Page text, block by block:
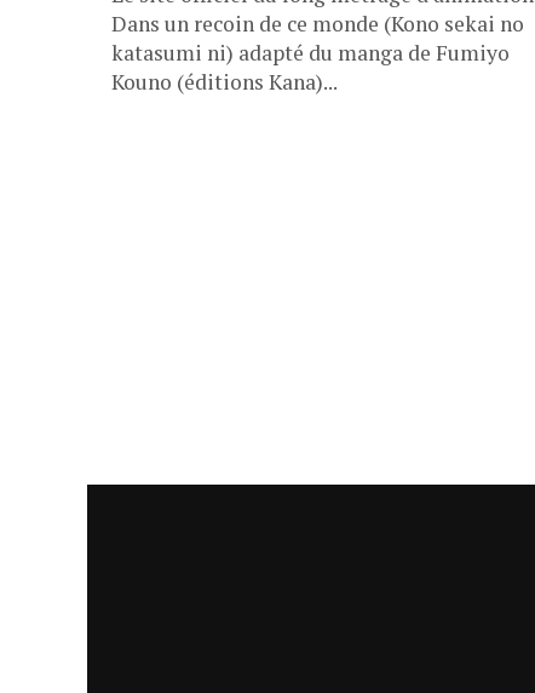
Dans un recoin de ce monde (Kono sekai no
katasumi ni) adapté du manga de Fumiyo
Kouno (éditions Kana)...